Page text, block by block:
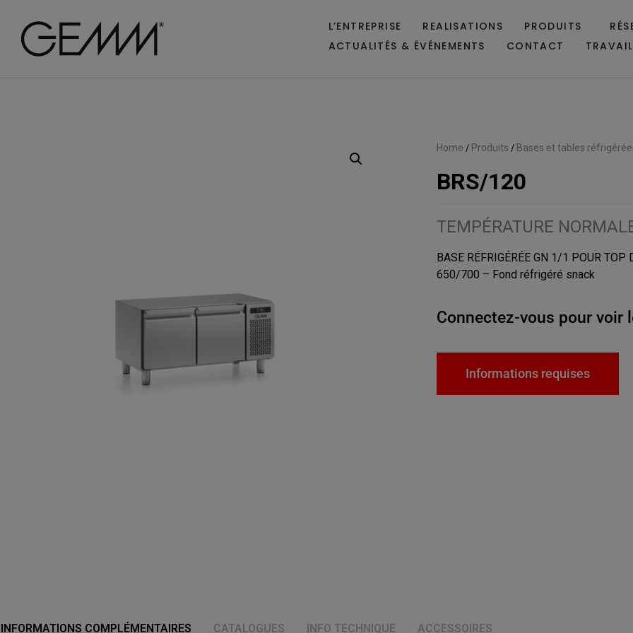
L’ENTREPRISE REALISATIONS PRODUITS
ACTUALITÉS & ÉVÉNEMENTS
CONTACT
Home / Produits / Bases et tables
BRS/120
TEMPÉRATURE
BASE RÉFRIGÉRÉE GN 1/1 POUR TOP
650/700 – Fond réfrigéré snack
Connectez-vous pour voir
Informations requises
INFORMATIONS COMPLÉMENTAIRES CATALOGUES INFO TECHNIQUE ACCESSOIRES